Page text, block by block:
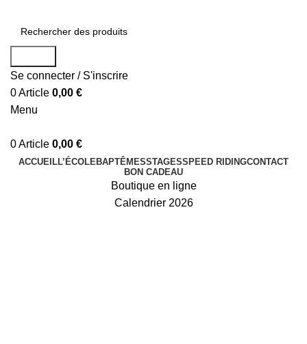
Se connecter / S'inscrire
0Article 0,00 €
Menu
0Article 0,00 €
ACCUEILL’ÉCOLEBAPTÊMESSTAGESSPEED RIDINGCONTACT
BON CADEAU
Boutique en ligne
Calendrier 2026